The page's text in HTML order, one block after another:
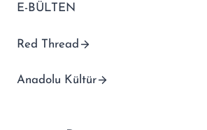
E-BÜLTEN
Red Thread
Anadolu Kültür